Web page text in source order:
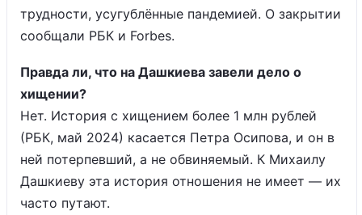
трудности, усугублённые пандемией. О закрытии
сообщали РБК и Forbes.
Правда ли, что на Дашкиева завели дело о
хищении?
Нет. История с хищением более 1 млн рублей
(РБК, май 2024) касается Петра Осипова, и он в
ней потерпевший, а не обвиняемый. К Михаилу
Дашкиеву эта история отношения не имеет — их
часто путают.